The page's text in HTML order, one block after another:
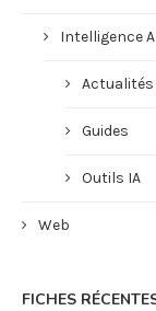
Intelligence
Actualités
Guides
Outils IA
Web
FICHES